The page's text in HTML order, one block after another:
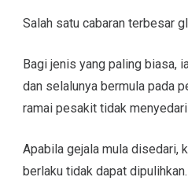
Salah satu cabaran terbesar
Bagi jenis yang paling biasa,
dan selalunya bermula pada
ramai pesakit tidak
Apabila gejala mula disedari,
berlaku tidak dapat dipulihkan.